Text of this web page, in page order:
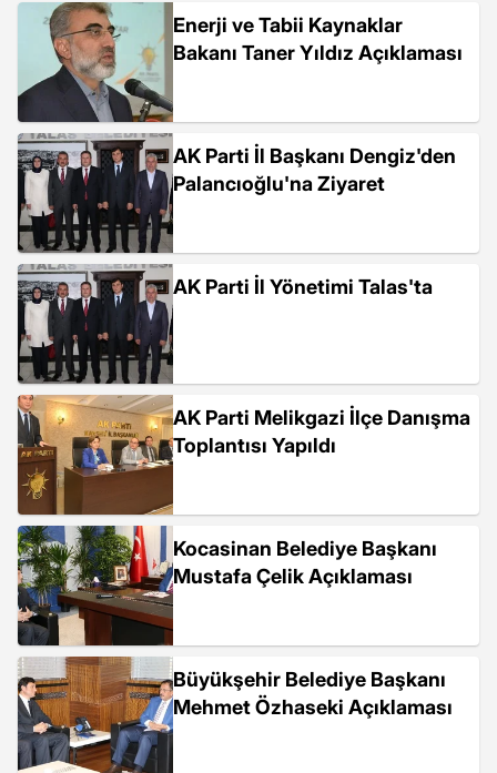
Enerji ve Tabii Kaynaklar
Bakanı Taner Yıldız Açıklaması
AK Parti İl Başkanı Dengiz'den
Palancıoğlu'na Ziyaret
AK Parti İl Yönetimi Talas'ta
AK Parti Melikgazi İlçe Danışma
Toplantısı Yapıldı
Kocasinan Belediye Başkanı
Mustafa Çelik Açıklaması
Büyükşehir Belediye Başkanı
Mehmet Özhaseki Açıklaması